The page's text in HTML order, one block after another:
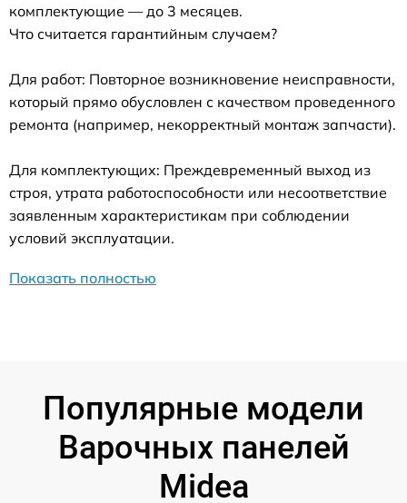
комплектующие — до 3 месяцев.
Что считается гарантийным случаем?
Для работ: Повторное возникновение неисправности,
который прямо обусловлен с качеством проведенного
ремонта (например, некорректный монтаж запчасти).
Для комплектующих: Преждевременный выход из
строя, утрата работоспособности или несоответствие
заявленным характеристикам при соблюдении
условий эксплуатации.
Показать полностью
Популярные модели
Варочных панелей
Midea